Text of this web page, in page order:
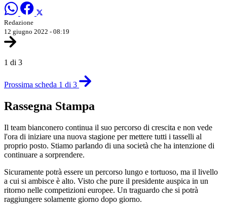
Redazione
12 giugno 2022 - 08:19
1 di 3
Prossima scheda 1 di 3
Rassegna Stampa
Il team bianconero continua il suo percorso di crescita e non vede
l'ora di iniziare una nuova stagione per mettere tutti i tasselli al
proprio posto. Stiamo parlando di una società che ha intenzione di
continuare a sorprendere.
Sicuramente potrà essere un percorso lungo e tortuoso, ma il livello
a cui si ambisce è alto. Visto che pure il presidente auspica in un
ritorno nelle competizioni europee. Un traguardo che si potrà
raggiungere solamente giorno dopo giorno.